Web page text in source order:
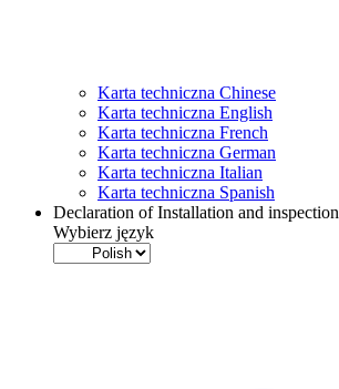
Karta techniczna Chinese
Karta techniczna English
Karta techniczna French
Karta techniczna German
Karta techniczna Italian
Karta techniczna Spanish
Declaration of Installation and inspection
Wybierz język